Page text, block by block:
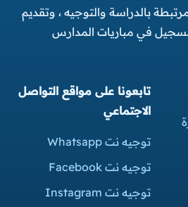
بالدراسة والتوجيه ، وتقديم
في مباريات المدارس
تابعونا على مواقع التواصل
الاجتماعي
توجيه نت Whatsapp
توجيه نت Facebook
توجيه نت Instagram